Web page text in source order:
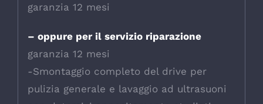
garanzia 12 mesi
– oppure per il servizio riparazione
garanzia 12 mesi
-Smontaggio completo del drive per
pulizia generale e lavaggio ad ultrasuoni